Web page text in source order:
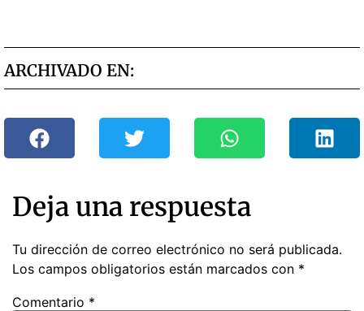
ARCHIVADO EN:
Deja una respuesta
Tu dirección de correo electrónico no será publicada.
Los campos obligatorios están marcados con *
Comentario *